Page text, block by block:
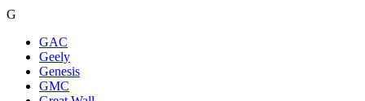
G
GAC
Geely
Genesis
GMC